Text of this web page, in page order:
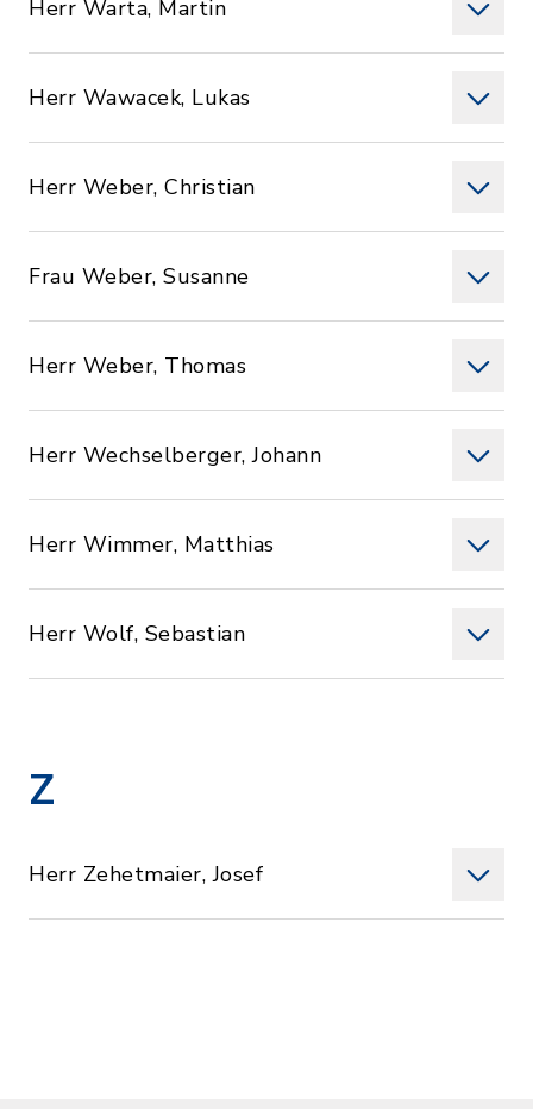
Herr Warta, Martin
Herr Wawacek, Lukas
Herr Weber, Christian
Frau Weber, Susanne
Herr Weber, Thomas
Herr Wechselberger, Johann
Herr Wimmer, Matthias
Herr Wolf, Sebastian
Z
Herr Zehetmaier, Josef